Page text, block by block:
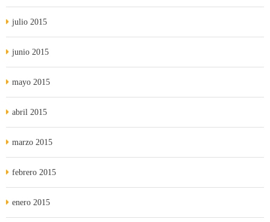
julio 2015
junio 2015
mayo 2015
abril 2015
marzo 2015
febrero 2015
enero 2015